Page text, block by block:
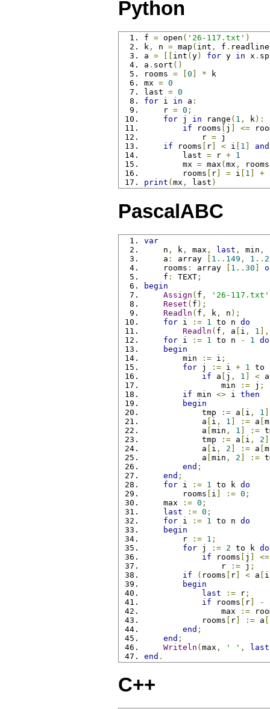
Python
f = open ( '26-117.txt' )
k , n = map ( int , f . readline
a = int ( y) for y in x .
a . sort ()
rooms = 0 * k
mx = 0
last = 0
for i in a :
    r
= 0 ;
for j in range ( 1 , k):
if rooms j <=
            r
= j
if rooms r < i 1 and
        last
= r + 1
        mx
= max ( mx , rooms
        rooms
r = i 1 +
print ( mx , last )
PascalABC
var
    n
, k , max , last , min ,
    a
: array [ 1. . 149 , 1. . 2
    rooms
: array [ 1. . 30 ]
    f
: TEXT ;
begin
Assign ( f , '26-117.txt'
Reset ( f );
Readln ( f , k , n );
for i := 1 to n do
Readln ( f , a [ i , 1 ],
for i := 1 to n - 1
do
begin
        min
:= i ;
for j := i + 1
to
if a [ j , 1 ] < a
                min
:= j ;
if min <> i then
begin
            tmp
:= a [ i , 1
            a
[ i , 1 ] := a [
            a
[min , 1 ] :=
            tmp
:= a [ i , 2
            a
[ i , 2 ] := a [
            a
[min , 2 ] :=
end ;
end ;
for i := 1 to k do
        rooms
[ i ] := 0 ;
    max
:= 0 ;
last
:= 0 ;
for i := 1 to n do
begin
        r
:= 1 ;
for j := 2 to k do
if rooms [ j ] <=
                r
:= j ;
if
( rooms [ r] < a [ i
begin
last
:= r ;
if rooms [ r] -
                max
:=
            rooms
[ r] := a [
end ;
end ;
Writeln (max , ' ' , last
end .
C++